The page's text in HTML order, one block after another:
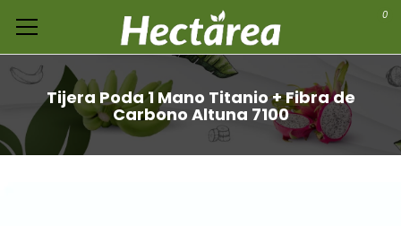
0
Tijera Poda 1 Mano Titanio + Fibra de
Carbono Altuna 7100